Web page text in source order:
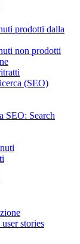
prodotti dalla
non prodotti
(SEO)
SEO: Search
stories